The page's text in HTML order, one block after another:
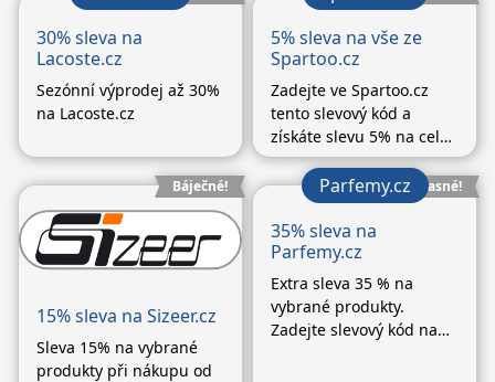
30% sleva na
Lacoste.cz
Sezónní výprodej až 30%
na Lacoste.cz
5% sleva na vše ze
Spartoo.cz
Zadejte ve Spartoo.cz
tento slevový kód a
získáte slevu 5% na celý
nákup. 5% sleva se sčítá
s dalšími aktuálními
akcemi. Nevztahuje se
na partnerské produkty.
Báječné!
15% sleva na Sizeer.cz
Sleva 15% na vybrané
produkty při nákupu od
Úžasné!
Parfemy.cz
35% sleva na
Parfemy.cz
Extra sleva 35 % na
vybrané produkty.
Zadejte slevový kód na